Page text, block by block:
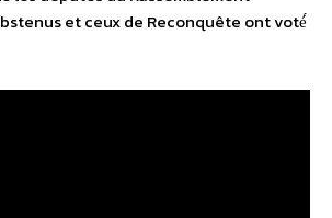
et ceux de Reconquête ont voté́